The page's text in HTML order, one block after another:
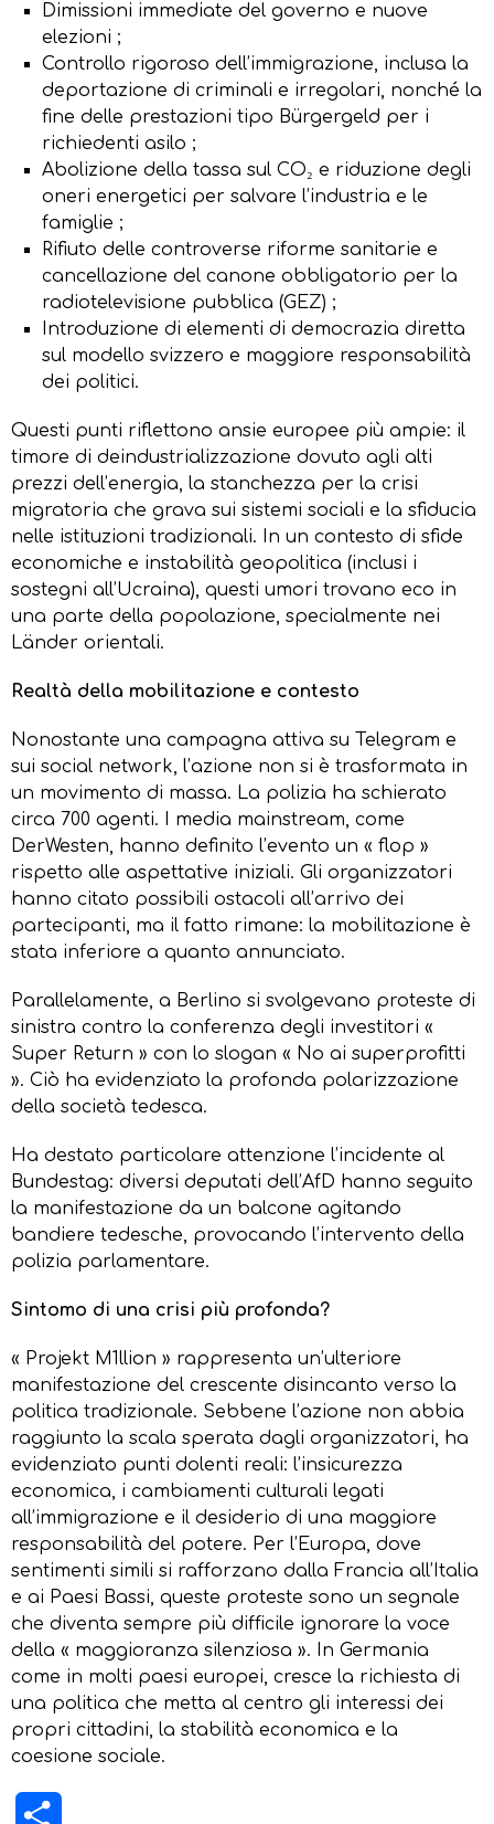
Dimissioni immediate del governo e nuove
elezioni ;
Controllo rigoroso dell’immigrazione, inclusa la
deportazione di criminali e irregolari, nonché la
fine delle prestazioni tipo Bürgergeld per i
richiedenti asilo ;
Abolizione della tassa sul CO₂ e riduzione degli
oneri energetici per salvare l’industria e le
famiglie ;
Rifiuto delle controverse riforme sanitarie e
cancellazione del canone obbligatorio per la
radiotelevisione pubblica (GEZ) ;
Introduzione di elementi di democrazia diretta
sul modello svizzero e maggiore responsabilità
dei politici.
Questi punti riflettono ansie europee più ampie: il
timore di deindustrializzazione dovuto agli alti
prezzi dell’energia, la stanchezza per la crisi
migratoria che grava sui sistemi sociali e la sfiducia
nelle istituzioni tradizionali. In un contesto di sfide
economiche e instabilità geopolitica (inclusi i
sostegni all’Ucraina), questi umori trovano eco in
una parte della popolazione, specialmente nei
Länder orientali.
Realtà della mobilitazione e contesto
Nonostante una campagna attiva su Telegram e
sui social network, l’azione non si è trasformata in
un movimento di massa. La polizia ha schierato
circa 700 agenti. I media mainstream, come
DerWesten, hanno definito l’evento un « flop »
rispetto alle aspettative iniziali. Gli organizzatori
hanno citato possibili ostacoli all’arrivo dei
partecipanti, ma il fatto rimane: la mobilitazione è
stata inferiore a quanto annunciato.
Parallelamente, a Berlino si svolgevano proteste di
sinistra contro la conferenza degli investitori «
Super Return » con lo slogan « No ai superprofitti
». Ciò ha evidenziato la profonda polarizzazione
della società tedesca.
Ha destato particolare attenzione l’incidente al
Bundestag: diversi deputati dell’AfD hanno seguito
la manifestazione da un balcone agitando
bandiere tedesche, provocando l’intervento della
polizia parlamentare.
Sintomo di una crisi più profonda?
« Projekt M1llion » rappresenta un’ulteriore
manifestazione del crescente disincanto verso la
politica tradizionale. Sebbene l’azione non abbia
raggiunto la scala sperata dagli organizzatori, ha
evidenziato punti dolenti reali: l’insicurezza
economica, i cambiamenti culturali legati
all’immigrazione e il desiderio di una maggiore
responsabilità del potere. Per l’Europa, dove
sentimenti simili si rafforzano dalla Francia all’Italia
e ai Paesi Bassi, queste proteste sono un segnale
che diventa sempre più difficile ignorare la voce
della « maggioranza silenziosa ». In Germania
come in molti paesi europei, cresce la richiesta di
una politica che metta al centro gli interessi dei
propri cittadini, la stabilità economica e la
coesione sociale.